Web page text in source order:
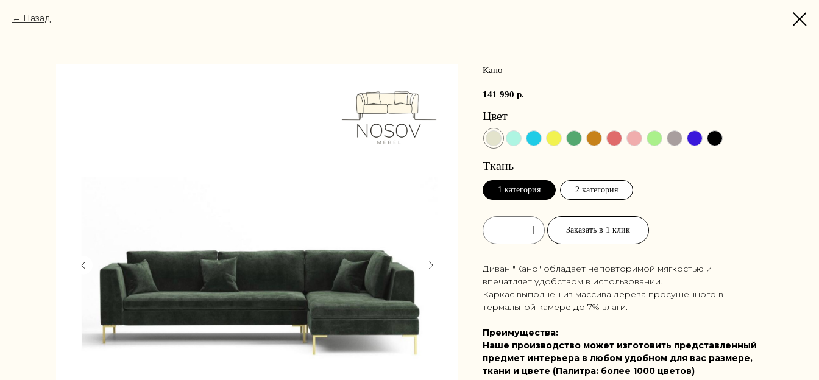
Назад
Кано
141 990 р.
Цвет
Ткань
1 категория 2 категория
Заказать в 1 клик
Диван "Кано" обладает неповторимой мягкостью и
впечатляет удобством в использовании.
Каркас выполнен из массива дерева просушенного в
термальной камере до 7% влаги.
Преимущества:
Наше производство может изготовить представленный
предмет интерьера в любом удобном для вас размере,
ткани и цвете (Палитра: более 1000 цветов)